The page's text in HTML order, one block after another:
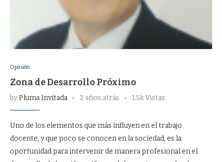
Opinión
Zona de Desarrollo Próximo
byPluma Invitada 2 años atrás 1.5k Vistas
Uno de los elementos que más influyen en el trabajo
docente, y que poco se conocen en la sociedad, es la
oportunidad para intervenir de manera profesional en el